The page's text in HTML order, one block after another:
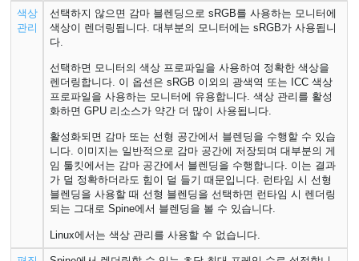
색상
관리
선택하지 않으면 감마 블렌딩으로 sRGB를 사용하는 모니터에
색상이 렌더링됩니다. 대부분의 모니터에는 sRGB가 사용됩니
다.
선택하면 모니터의 색상 프로파일을 사용하여 정확한 색상을
렌더링합니다. 이 옵션은 sRGB 이외의 광색역 또는 ICC 색상
프로파일을 사용하는 모니터에 유용합니다. 색상 관리를 활성
화하면 GPU 리소스가 약간 더 많이 사용됩니다.
활성화되면 감마 또는 선형 공간에서 블렌딩을 수행할 수 있습
니다. 이미지는 일반적으로 감마 공간에 저장되며 대부분의 게
임 툴킷에서는 감마 공간에서 블렌딩을 수행합니다. 이는 결과
가 덜 정확하더라도 힘이 덜 들기 때문입니다. 런타임 시 선형
블렌딩을 사용할 때 선형 블렌딩을 선택하면 런타임 시 렌더링
되는 그대로 Spine에서 블렌딩을 볼 수 있습니다.
Linux에서는 색상 관리를 사용할 수 없습니다.